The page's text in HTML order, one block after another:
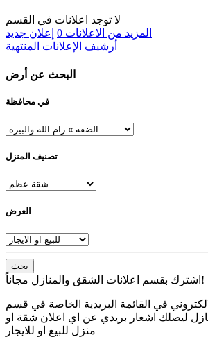
لا توجد اعلانات في القسم
المزيد من الاعلانات 0 إعلان جديد
أرشيف الإعلانات المنتهية
البحث عن أرض
في محافظة
تصنيف المنزل
العرض
بحث
اشترك بقسم اعلانات الشقق والمنازل مجاناً!
في القائمة البريدية الخاصة في قسم
ليصلك اشعار بريدي عن اي اعلان شقة او
منزل للبيع او للايجار